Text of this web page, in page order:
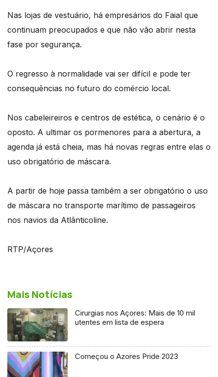
Nas lojas de vestuário, há empresários do Faial que
continuam preocupados e que não vão abrir nesta
fase por segurança.
O regresso à normalidade vai ser difícil e pode ter
consequências no futuro do comércio local.
Nos cabeleireiros e centros de estética, o cenário é o
oposto. A ultimar os pormenores para a abertura, a
agenda já está cheia, mas há novas regras entre elas o
uso obrigatório de máscara.
A partir de hoje passa também a ser obrigatório o uso
de máscara no transporte marítimo de passageiros
nos navios da Atlânticoline.
RTP/Açores
Mais Notícias
Cirurgias nos Açores: Mais de 10 mil
utentes em lista de espera
Começou o Azores Pride 2023